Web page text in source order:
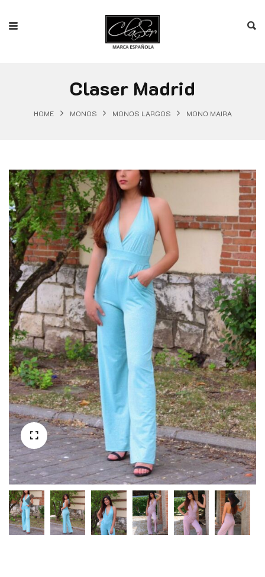
Claser Madrid
HOME MONOS MONOS LARGOS MONO MAIRA